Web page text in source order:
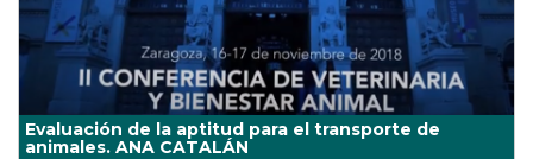
Evaluación de la aptitud para el transporte de
animales. ANA CATALÁN